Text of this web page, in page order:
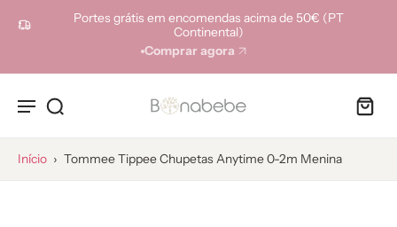
Portes grátis em encomendas acima de 50€ (PT
Continental)
Comprar agora
Início › Tommee Tippee Chupetas Anytime 0-2m Menina